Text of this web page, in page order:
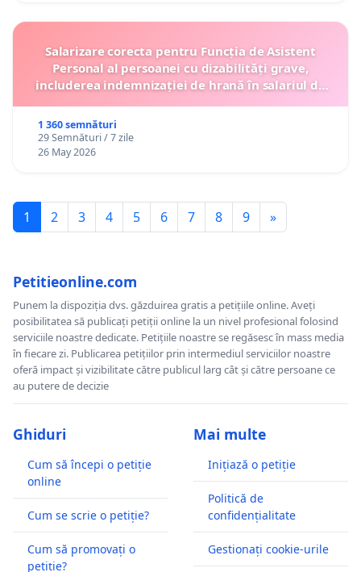
Salarizare corecta pentru Funcția de Asistent
Personal al persoanei cu dizabilități grave,
includerea indemnizației de hrană în salariul de
1 360 semnături
29 Semnături / 7 zile
26 May 2026
1 2 3 4 5 6 7 8 9 »
Petitieonline.com
Punem la dispoziția dvs. găzduirea gratis a petițiile online. Aveți
posibilitatea să publicați petiții online la un nivel profesional folosind
serviciile noastre dedicate. Petițiile noastre se regăsesc în mass media
în fiecare zi. Publicarea petițiilor prin intermediul serviciilor noastre
oferă impact și vizibilitate către publicul larg cât și către persoane ce
au putere de decizie
Ghiduri
Cum să începi o petiție
online
Cum se scrie o petiție?
Cum să promovați o
petiție?
Mai multe
Inițiază o petiție
Politică de
confidențialitate
Gestionați cookie-urile